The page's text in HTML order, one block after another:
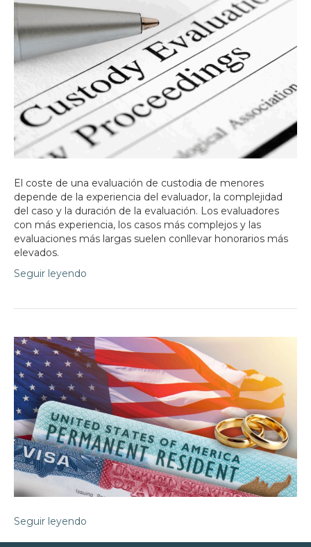
El coste de una evaluación de custodia de menores
depende de la experiencia del evaluador, la complejidad
del caso y la duración de la evaluación. Los evaluadores
con más experiencia, los casos más complejos y las
evaluaciones más largas suelen conllevar honorarios más
elevados.
Seguir leyendo
Seguir leyendo